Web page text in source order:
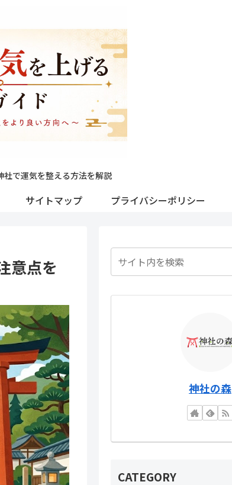
社で運気を整える方法を解説
サイトマップ プライバシーポリシー
意点を
神社の森
CATEGORY